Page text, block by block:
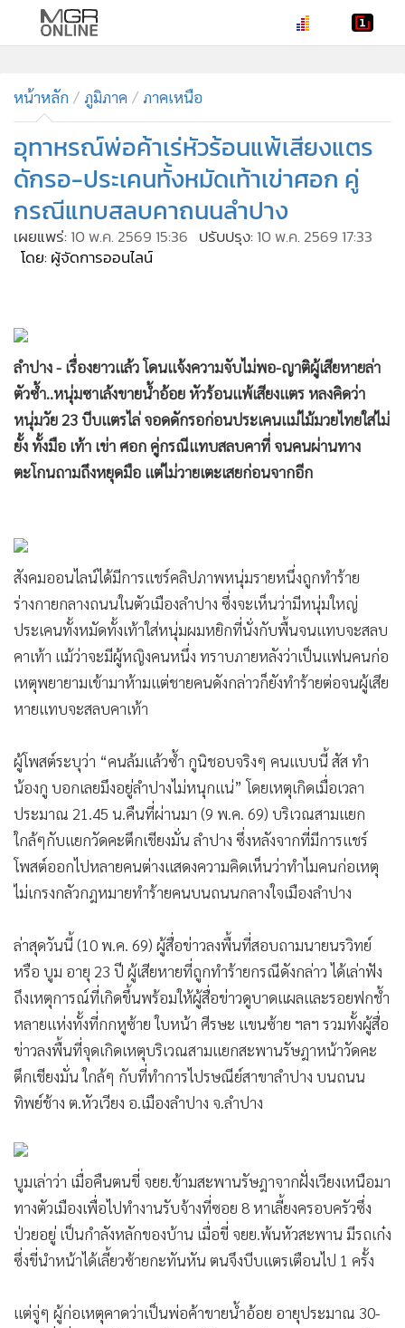
• ทันเหตุการณ์
• ภาคใต้
• ภูมิภาค
• Online Section
• บันเทิง
• ผู้จัดการรายวัน
คอลัมนิสต์
Cyber BIZ
• ผู้จัดกวน
• Good health & Well-being
• Green Innovation & SD
Management & HR
• การเมือง
• ท่องเที่ยว
• กีฬา
• ต่างประเทศ
• Special Scoop
• เศรษฐกิจ-ธุรกิจ
• จีน
• อาชญากรรม
• Motoring
•
เกม
•
วิทยาศาสตร์
• SMEs
• อินโดจีน
• กองทุนรวม
• Celeb Online
• Factcheck
• ญี่ปุ่น
• News1
• Gotomanager
หน้าหลัก ภูมิภาค ภาคเหนือ
อุทาหรณ์พ่อค้าเร่หัวร้อนแพ้เสียงแตร
ดักรอ-ประเคนทั้งหมัดเท้าเข่าศอก คู่
กรณีแทบสลบคาถนนลำปาง
เผยแพร่: 10 พ.ค. 2569 15:36 ปรับปรุง: 10 พ.ค. 2569 17:33
โดย: ผู้จัดการออนไลน์
ลำปาง - เรื่องยาวแล้ว โดนแจ้งความจับไม่พอ-ญาติผู้เสียหายล่า
ตัวซ้ำ..หนุ่มซาเล้งขายน้ำอ้อย หัวร้อนแพ้เสียงแตร หลงคิดว่า
หนุ่มวัย 23 บีบแตรไล่ จอดดักรอก่อนประเคนแม่ไม้มวยไทยใส่ไม่
ยั้ง ทั้งมือ เท้า เข่า ศอก คู่กรณีแทบสลบคาที่ จนคนผ่านทาง
ตะโกนถามถึงหยุดมือ แต่ไม่วายเตะเสยก่อนจากอีก
สังคมออนไลน์ได้มีการแชร์คลิปภาพหนุ่มรายหนึ่งถูกทำร้าย
ร่างกายกลางถนนในตัวเมืองลำปาง ซึ่งจะเห็นว่ามีหนุ่มใหญ่
ประเคนทั้งหมัดทั้งเท้าใส่หนุ่มผมหยิกที่นั่งกับพื้นจนแทบจะสลบ
คาเท้า แม้ว่าจะมีผู้หญิงคนหนึ่ง ทราบภายหลังว่าเป็นแฟนคนก่อ
เหตุพยายามเข้ามาห้ามแต่ชายคนดังกล่าวก็ยังทำร้ายต่อจนผู้เสีย
หายแทบจะสลบคาเท้า
ผู้โพสต์ระบุว่า “คนล้มแล้วซ้ำ กูนิชอบจริงๆ คนแบบนี้ สัส ทำ
น้องกู บอกเลยมึงอยู่ลำปางไม่หนุกแน่” โดยเหตุเกิดเมื่อเวลา
ประมาณ 21.45 น.คืนที่ผ่านมา (9 พ.ค. 69) บริเวณสามแยก
ใกล้ๆกับแยกวัดคะตึกเชียงมั่น ลำปาง ซึ่งหลังจากที่มีการแชร์
โพสต์ออกไปหลายคนต่างแสดงความคิดเห็นว่าทำไมคนก่อเหตุ
ไม่เกรงกลัวกฎหมายทำร้ายคนบนถนนกลางใจเมืองลำปาง
ล่าสุดวันนี้ (10 พ.ค. 69) ผู้สื่อข่าวลงพื้นที่สอบถามนายนรวิทย์
หรือ บูม อายุ 23 ปี ผู้เสียหายที่ถูกทำร้ายกรณีดังกล่าว ได้เล่าฟัง
ถึงเหตุการณ์ที่เกิดขึ้นพร้อมให้ผู้สื่อข่าวดูบาดแผลและรอยฟกช้ำ
หลายแห่งทั้งที่กกหูซ้าย ใบหน้า ศีรษะ แขนซ้าย ฯลฯ รวมทั้งผู้สื่อ
ข่าวลงพื้นที่จุดเกิดเหตุบริเวณสามแยกสะพานรัษฎาหน้าวัดคะ
ตึกเชียงมั่น ใกล้ๆ กับที่ทำการไปรษณีย์สาขาลำปาง บนถนน
ทิพย์ช้าง ต.หัวเวียง อ.เมืองลำปาง จ.ลำปาง
บูมเล่าว่า เมื่อคืนตนขี่ จยย.ข้ามสะพานรัษฎาจากฝั่งเวียงเหนือมา
ทางตัวเมืองเพื่อไปทำงานรับจ้างที่ซอย 8 หาเลี้ยงครอบครัวซึ่ง
ป่วยอยู่ เป็นกำลังหลักของบ้าน เมื่อขี่ จยย.พ้นหัวสะพาน มีรถเก๋ง
ซึ่งขี่นำหน้าได้เลี้ยวซ้ายกะทันหัน ตนจึงบีบแตรเตือนไป 1 ครั้ง
แต่จู่ๆ ผู้ก่อเหตุคาดว่าเป็นพ่อค้าขายน้ำอ้อย อายุประมาณ 30-